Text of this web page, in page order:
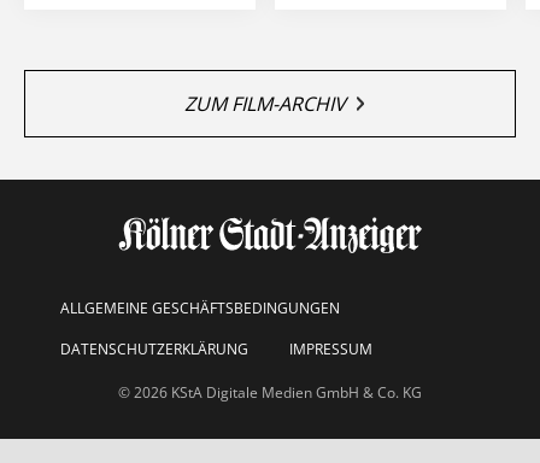
ZUM FILM-ARCHIV
ALLGEMEINE GESCHÄFTSBEDINGUNGEN
DATENSCHUTZERKLÄRUNG
IMPRESSUM
© 2026 KStA Digitale Medien GmbH & Co. KG